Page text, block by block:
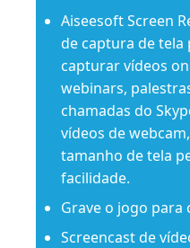
Aiseesoft Screen
de captura de
capturar vídeos
webinars,
chamadas do
vídeos de
tamanho de tela
facilidade.
Grave o jogo para
Screencast de